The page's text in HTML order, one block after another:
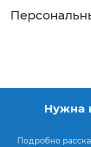
Нужна
Подробно